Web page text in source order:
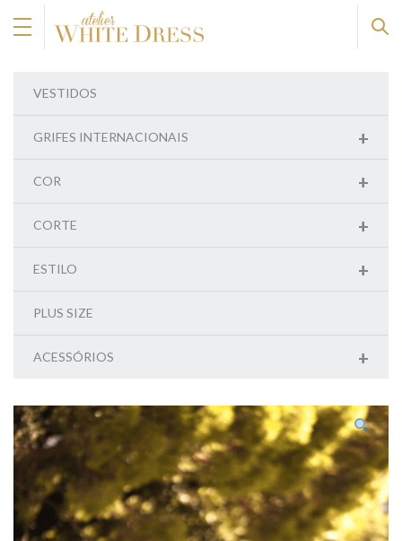
VESTIDOS
+
GRIFES INTERNACIONAIS
+
COR
+
CORTE
+
ESTILO
PLUS SIZE
+
ACESSÓRIOS